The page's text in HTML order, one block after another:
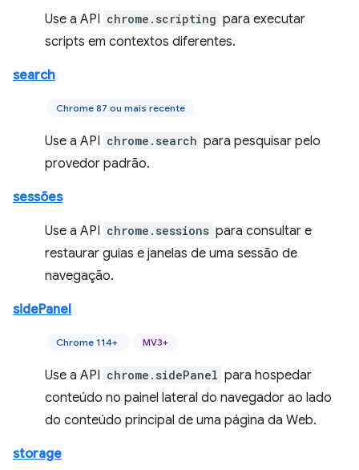
Use a API chrome.scripting para executar
scripts em contextos diferentes.
search
Chrome 87 ou mais recente
Use a API chrome.search para pesquisar pelo
provedor padrão.
sessões
Use a API chrome.sessions para consultar e
restaurar guias e janelas de uma sessão de
navegação.
sidePanel
Chrome 114+ MV3+
Use a API chrome.sidePanel para hospedar
conteúdo no painel lateral do navegador ao lado
do conteúdo principal de uma página da Web.
storage